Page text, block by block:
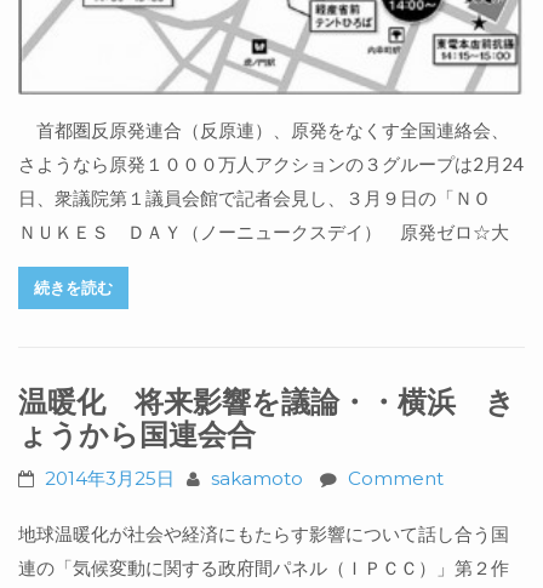
首都圏反原発連合（反原連）、原発をなくす全国連絡会、
さようなら原発１０００万人アクションの３グループは2月24
日、衆議院第１議員会館で記者会見し、３月９日の「ＮＯ
ＮＵＫＥＳ ＤＡＹ（ノーニュークスデイ） 原発ゼロ☆大
続きを読む
温暖化 将来影響を議論・・横浜 き
ょうから国連会合
2014年3月25日 sakamoto Comment
地球温暖化が社会や経済にもたらす影響について話し合う国
連の「気候変動に関する政府間パネル（ＩＰＣＣ）」第２作